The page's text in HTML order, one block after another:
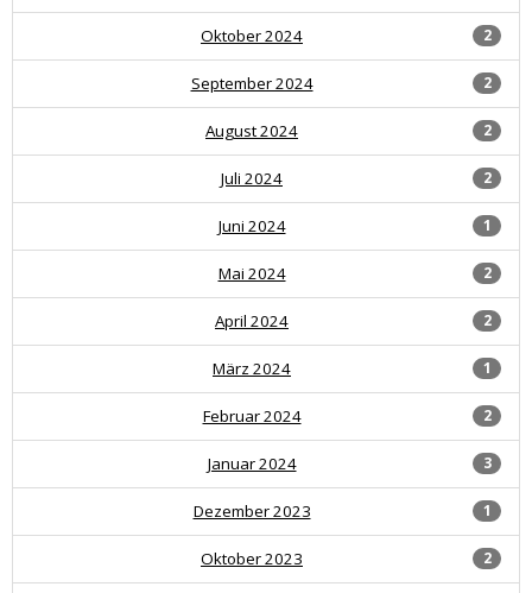
2
Oktober 2024
2
September 2024
2
August 2024
2
Juli 2024
1
Juni 2024
2
Mai 2024
2
April 2024
1
März 2024
2
Februar 2024
3
Januar 2024
1
Dezember 2023
2
Oktober 2023